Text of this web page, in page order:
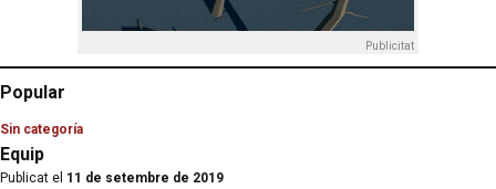
Publicitat
Popular
Sin categoría
Equip
Publicat el 11 de setembre de 2019